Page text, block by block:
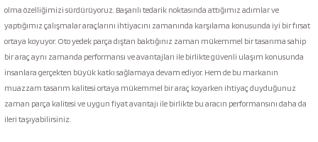
olma özelliğimizi sürdürüyoruz. Başarılı tedarik noktasında attığımız adımlar ve
yaptığımız çalışmalar araçlarını ihtiyacını zamanında karşılama konusunda iyi bir fırsat
ortaya koyuyor. Oto yedek parça dıştan baktığınız zaman mükemmel bir tasarıma sahip
bir araç aynı zamanda performansı ve avantajları ile birlikte güvenli ulaşım konusunda
insanlara gerçekten büyük katkı sağlamaya devam ediyor. Hem de bu markanın
muazzam tasarım kalitesi ortaya mükemmel bir araç koyarken ihtiyaç duyduğunuz
zaman parça kalitesi ve uygun fiyat avantajı ile birlikte bu aracın performansını daha da
ileri taşıyabilirsiniz.